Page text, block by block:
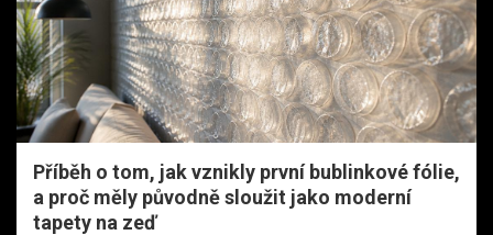
Příběh o tom, jak vznikly první bublinkové fólie,
a proč měly původně sloužit jako moderní
tapety na zeď